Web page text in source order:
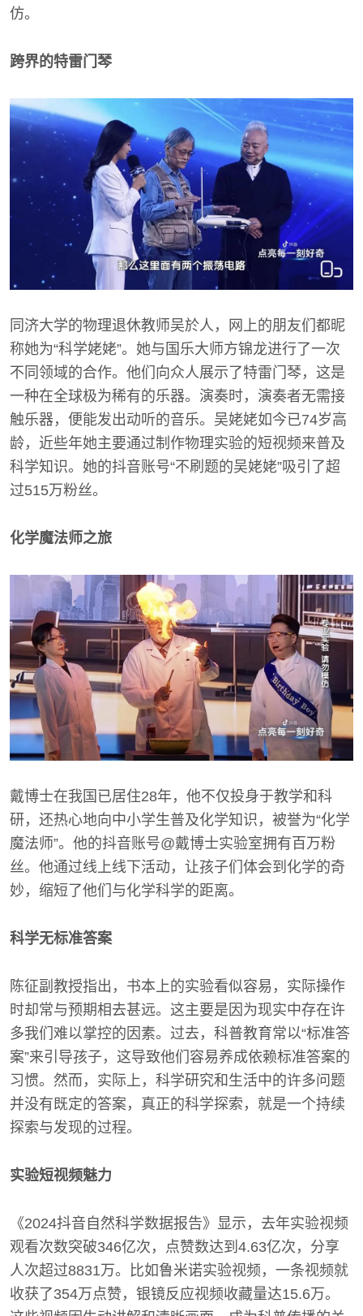
仿。
跨界的特雷门琴
同济大学的物理退休教师吴於人，网上的朋友们都昵
称她为“科学姥姥”。她与国乐大师方锦龙进行了一次
不同领域的合作。他们向众人展示了特雷门琴，这是
一种在全球极为稀有的乐器。演奏时，演奏者无需接
触乐器，便能发出动听的音乐。吴姥姥如今已74岁高
龄，近些年她主要通过制作物理实验的短视频来普及
科学知识。她的抖音账号“不刷题的吴姥姥”吸引了超
过515万粉丝。
化学魔法师之旅
戴博士在我国已居住28年，他不仅投身于教学和科
研，还热心地向中小学生普及化学知识，被誉为“化学
魔法师”。他的抖音账号@戴博士实验室拥有百万粉
丝。他通过线上线下活动，让孩子们体会到化学的奇
妙，缩短了他们与化学科学的距离。
科学无标准答案
陈征副教授指出，书本上的实验看似容易，实际操作
时却常与预期相去甚远。这主要是因为现实中存在许
多我们难以掌控的因素。过去，科普教育常以“标准答
案”来引导孩子，这导致他们容易养成依赖标准答案的
习惯。然而，实际上，科学研究和生活中的许多问题
并没有既定的答案，真正的科学探索，就是一个持续
探索与发现的过程。
实验短视频魅力
《2024抖音自然科学数据报告》显示，去年实验视频
观看次数突破346亿次，点赞数达到4.63亿次，分享
人次超过8831万。比如鲁米诺实验视频，一条视频就
收获了354万点赞，银镜反应视频收藏量达15.6万。